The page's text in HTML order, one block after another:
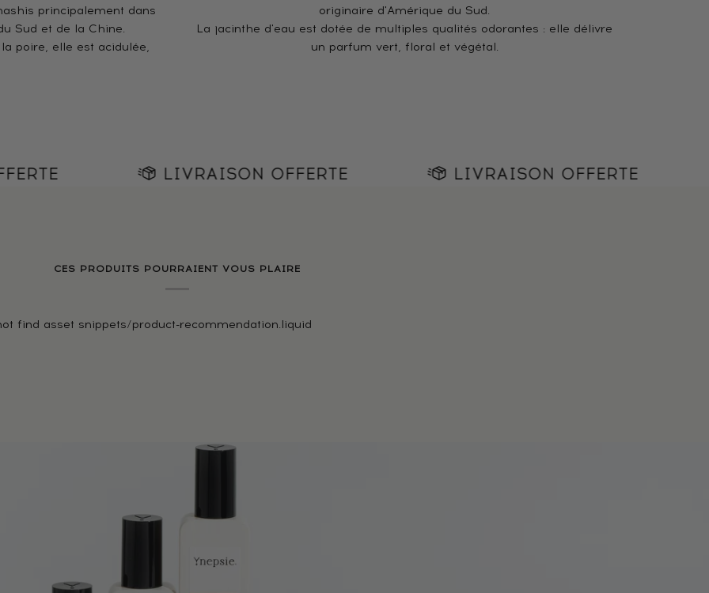
principalement dans
Sud et de la Chine.
poire, elle est acidulée,
originaire d'Amérique du Sud.
La jacinthe d'eau est dotée de multiples qualités odorantes : elle délivre
un parfum vert, floral et végétal.
LIVRAISON OFFERTE LIVRAISON OFFERTE
CES PRODUITS POURRAIENT VOUS PLAIRE
find asset snippets/product-recommendation.liquid